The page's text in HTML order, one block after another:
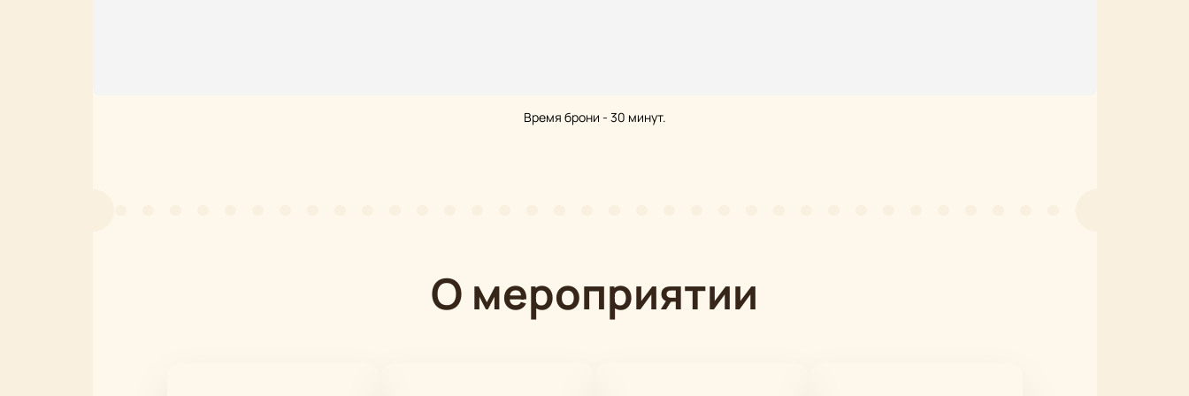
Время брони - 30 минут.
О мероприятии